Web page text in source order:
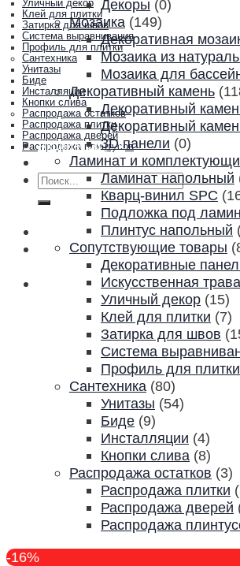
Уличный декор
Клей для плитки
Затирка для швов
Система выравнивания
Профиль для плитки
Сантехника
Унитазы
Биде
Инсталляции
Кнопки слива
Распродажа остатков
Распродажа плитки
Распродажа дверей
Распродажа плинтусов
Акции и скидки
Контакты
Искать:
Декоры (0)
Мозаика (149)
Декоративная
Мозаика из
Мозаика для
Декоративный камень
Декоративный
Декоративный
3D панели (0)
Ламинат и
Ламинат напольный
Кварц-винил SPC
Подложка под
Плинтус напольный
Сопутствующие товары
Декоративные
Искусственная трава
Уличный декор (15)
Клей для плитки (7)
Затирка для швов
Система
Профиль для плитки
Сантехника (80)
Унитазы (54)
Биде (9)
Инсталляции (4)
Кнопки слива (8)
Распродажа остатков (3)
Распродажа плитки
Распродажа дверей
Распродажа
-16%